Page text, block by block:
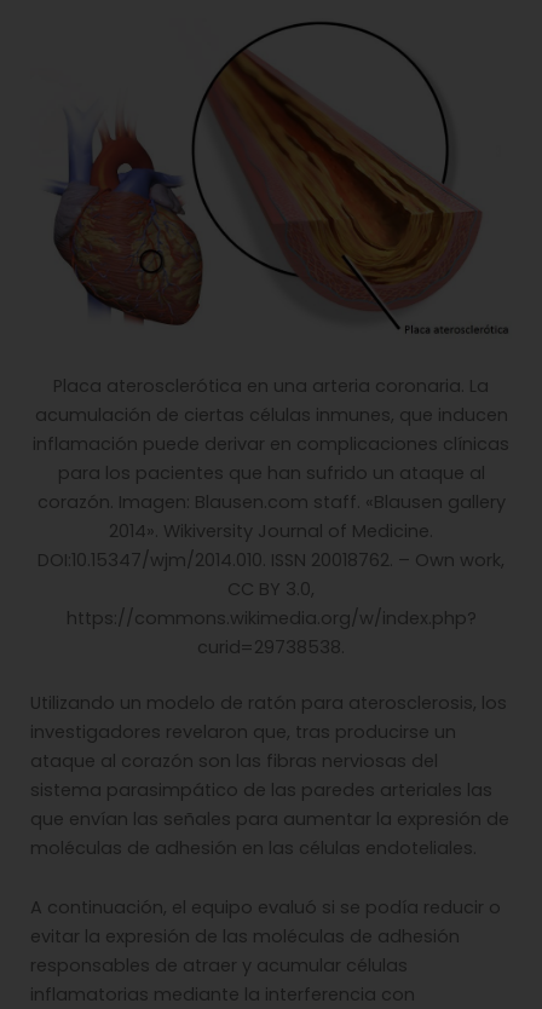
Placa aterosclerótica en una arteria coronaria. La
acumulación de ciertas células inmunes, que inducen
inflamación puede derivar en complicaciones clínicas
para los pacientes que han sufrido un ataque al
corazón. Imagen: Blausen.com staff. «Blausen gallery
2014». Wikiversity Journal of Medicine.
DOI:10.15347/wjm/2014.010. ISSN 20018762. – Own work,
CC BY 3.0,
https://commons.wikimedia.org/w/index.php?
curid=29738538.
Utilizando un modelo de ratón para aterosclerosis, los
investigadores revelaron que, tras producirse un
ataque al corazón son las fibras nerviosas del
sistema parasimpático de las paredes arteriales las
que envían las señales para aumentar la expresión de
moléculas de adhesión en las células endoteliales.
A continuación, el equipo evaluó si se podía reducir o
evitar la expresión de las moléculas de adhesión
responsables de atraer y acumular células
inflamatorias mediante la interferencia con